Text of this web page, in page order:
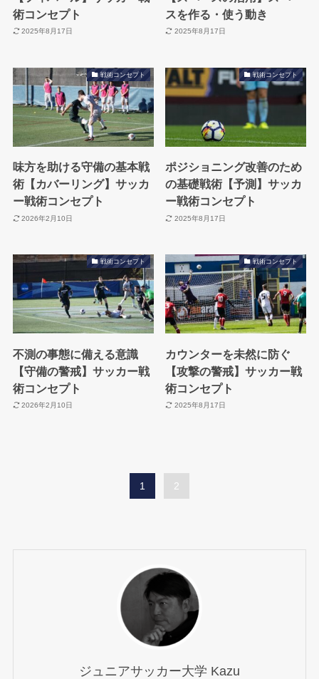
術コンセプト
2025年8月17日
スを作る・使う動き
2025年8月17日
戦術コンセプト
味方を助ける守備の基本戦
術【カバーリング】サッカ
ー戦術コンセプト
2026年2月10日
戦術コンセプト
ポジショニング改善のため
の基礎戦術【予測】サッカ
ー戦術コンセプト
2025年8月17日
戦術コンセプト
不測の事態に備える意識
【守備の警戒】サッカー戦
術コンセプト
2026年2月10日
戦術コンセプト
カウンターを未然に防ぐ
【攻撃の警戒】サッカー戦
術コンセプト
2025年8月17日
1 2
ジュニアサッカー大学 Kazu